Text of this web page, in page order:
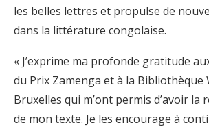
les belles lettres et propulse de
dans la littérature congolaise.
« J’exprime ma profonde gratitude
du Prix Zamenga et à la Bibliothèque
Bruxelles qui m’ont permis d’avoir la
de mon texte. Je les encourage à